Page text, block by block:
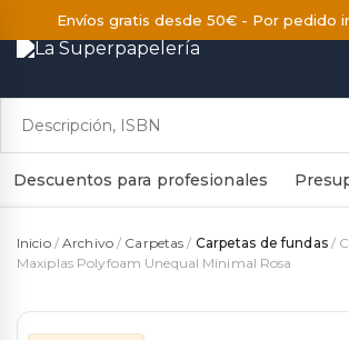
Envíos gratis desde 50€ - Por pedido
Descuentos para profesionales
Inicio /Archivo/ Carpetas/ Carpetas de fundas /
Maxiplas Polyfoam Unequal Minimal Rosa